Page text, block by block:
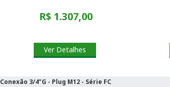
R$ 1.307,00
Ver Detalhes
Conexão 3/4"G - Plug M12 - Série FC